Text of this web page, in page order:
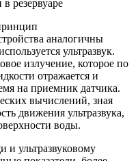
резервуаре
аналогичны
ультразвук.
излучение, которое по
отражается и
на приемник датчика.
вычислений, зная
движения ультразвука,
воды.
и ультразвуковому